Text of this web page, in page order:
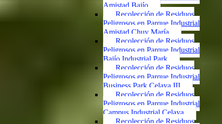
Amistad Bajío
Recolección de Residuos
Peligrosos en Parque Industrial
Amistad Chuy María
Recolección de Residuos
Peligrosos en Parque Industrial
Bajío Industrial Park
Recolección de Residuos
Peligrosos en Parque Industrial
Business Park Celaya III
Recolección de Residuos
Peligrosos en Parque Industrial
Campus Industrial Celaya
Recolección de Residuos